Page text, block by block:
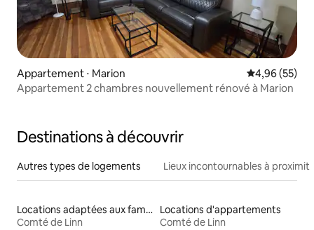
Appartement ⋅ Marion Évaluation
4,96 (55)
Appartement 2 chambres nouvellement rénové à Marion
Destinations à découvrir
Autres types de logements Lieux incontournables à
Locations adaptées aux familles
Comté de Linn
Locations d'appartements
Comté de Linn